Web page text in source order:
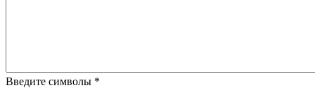
Введите символы *